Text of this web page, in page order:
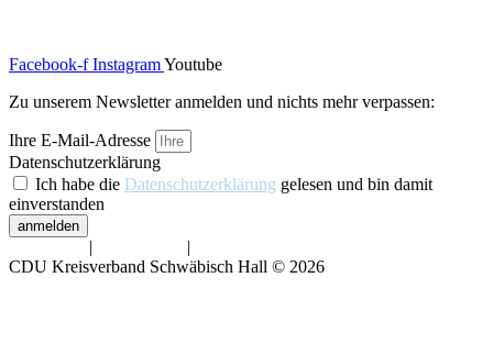
Facebook-f InstagramYoutube
Zu unserem Newsletter anmelden und nichts mehr verpassen:
Ihre E-Mail-Adresse
Datenschutzerklärung
Ich habe die Datenschutzerklärung gelesen und bin damit
einverstanden
anmelden
| |
CDU Kreisverband Schwäbisch Hall © 2026